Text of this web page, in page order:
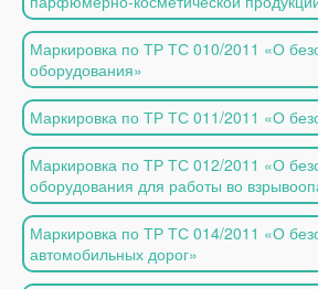
Маркировка по ТР ТС 010/2011 «О
оборудования»
Маркировка по ТР ТС 011/2011 «О
Маркировка по ТР ТС 012/2011 «О
оборудования для работы во
Маркировка по ТР ТС 014/2011 «О
автомобильных дорог»